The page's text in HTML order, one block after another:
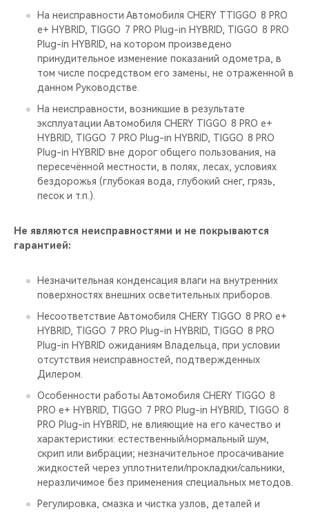
На неисправности Автомобиля CHERY TTIGGO 8 PRO
е+ HYBRID, TIGGO 7 PRO Plug-in HYBRID, TIGGO 8 PRO
Plug-in HYBRID, на котором произведено
принудительное изменение показаний одометра, в
том числе посредством его замены, не отраженной в
данном Руководстве.
На неисправности, возникшие в результате
эксплуатации Автомобиля CHERY TIGGO 8 PRO е+
HYBRID, TIGGO 7 PRO Plug-in HYBRID, TIGGO 8 PRO
Plug-in HYBRID вне дорог общего пользования, на
пересечённой местности, в полях, лесах, условиях
бездорожья (глубокая вода, глубокий снег, грязь,
песок и т.п.).
Не являются неисправностями и не покрываются
гарантией:
Незначительная конденсация влаги на внутренних
поверхностях внешних осветительных приборов.
Несоответствие Автомобиля CHERY TIGGO 8 PRO е+
HYBRID, TIGGO 7 PRO Plug-in HYBRID, TIGGO 8 PRO
Plug-in HYBRID ожиданиям Владельца, при условии
отсутствия неисправностей, подтвержденных
Дилером.
Особенности работы Автомобиля CHERY TIGGO 8
PRO е+ HYBRID, TIGGO 7 PRO Plug-in HYBRID, TIGGO 8
PRO Plug-in HYBRID, не влияющие на его качество и
характеристики: естественный/нормальный шум,
скрип или вибрации; незначительное просачивание
жидкостей через уплотнители/прокладки/сальники,
неразличимое без применения специальных методов.
Регулировка, смазка и чистка узлов, деталей и